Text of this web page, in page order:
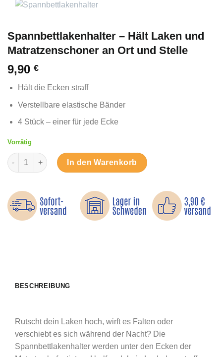
Spannbettlakenhalter – Hält Laken und
Matratzenschoner an Ort und Stelle
9,90 €
Hält die Ecken straff
Verstellbare elastische Bänder
4 Stück – einer für jede Ecke
Vorrätig
Spannbettlakenhalter – Hält Laken und Matratzenschoner an
In den Warenkorb
BESCHREIBUNG
Rutscht dein Laken hoch, wirft es Falten oder
verschiebt es sich während der Nacht? Die
Spannbettlakenhalter werden unter den Ecken der